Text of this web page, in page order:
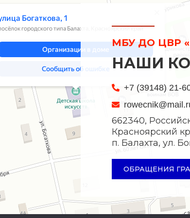
МБУ ДО ЦВР
НАШИ
+7 (39148) 21-
662340,
Красноярский
п. Балахта, ул.
ОБРАЩЕНИЯ